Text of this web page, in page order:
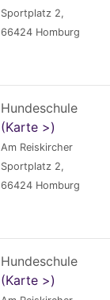
Sportplatz 2,
66424 Homburg
Hundeschule
(Karte >)
Am Reiskircher
Sportplatz 2,
66424 Homburg
Hundeschule
(Karte >)